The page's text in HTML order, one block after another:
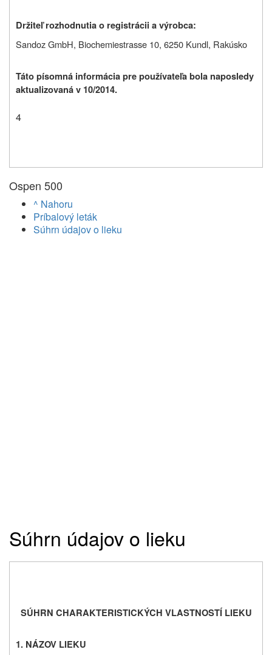
Držiteľ rozhodnutia o registrácii a výrobca:
Sandoz GmbH, Biochemiestrasse 10, 6250 Kundl, Rakúsko
Táto písomná informácia pre používateľa bola naposledy
aktualizovaná v 10/2014.
4
Ospen 500
^ Nahoru
Príbalový leták
Súhrn údajov o lieku
Súhrn údajov o lieku
SÚHRN CHARAKTERISTICKÝCH VLASTNOSTÍ LIEKU
1. NÁZOV LIEKU